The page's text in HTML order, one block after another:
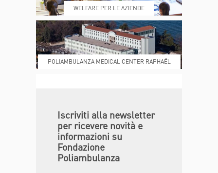
DONA ORA MAGAZINE
WELFARE PER LE AZIENDE
POLIAMBULANZA MEDICAL CENTER RAPHAËL
Iscriviti alla newsletter
per ricevere novità e
informazioni su
Fondazione
Poliambulanza